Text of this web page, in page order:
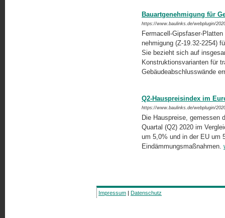
Bauartgenehmigung für
https://www.baulinks.de/webplugin/
Fermacell-Gipsfaser-
nehmigung (Z-19.32-2254)
Sie bezieht sich auf
Konstruktionsvarianten für
Gebäudeabschlusswände
Q2-Hauspreisindex im
https://www.baulinks.de/webplugin/
Die Hauspreise, gemessen
Quartal (Q2) 2020 im
um 5,0% und in der EU um
Eindämmungsmaßnahmen.
Impressum | Datenschutz